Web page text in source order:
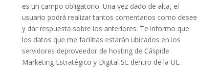
es un campo obligatorio. Una vez dado de alta, el
usuario podrá realizar tantos comentarios como desee
y dar respuesta sobre los anteriores. Te informo que
los datos que me facilitas estarán ubicados en los
servidores deproveedor de hosting de Cáspide
Marketing Estratégico y Digital SL dentro de la UE.